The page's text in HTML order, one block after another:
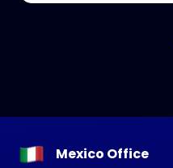
Mexico Office